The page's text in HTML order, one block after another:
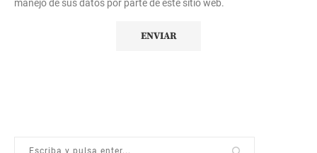
manejo de sus datos por parte de este sitio web.